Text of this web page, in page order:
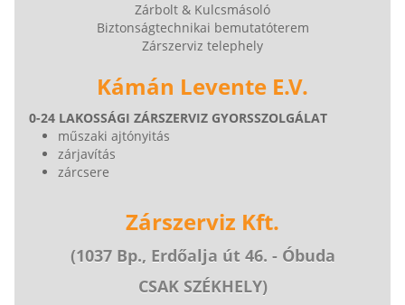
Zárbolt & Kulcsmásoló
Biztonságtechnikai bemutatóterem
Zárszerviz telephely
Kámán Levente E.V.
0-24 LAKOSSÁGI ZÁRSZERVIZ GYORSSZOLGÁLAT
műszaki ajtónyitás
zárjavítás
zárcsere
Zárszerviz Kft.
(1037 Bp., Erdőalja út 46. - Óbuda
CSAK SZÉKHELY)